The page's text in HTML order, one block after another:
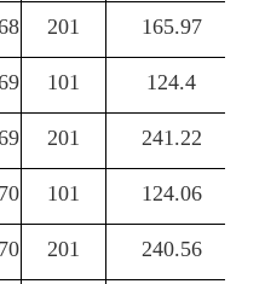
201 165.97
101 124.4
201 241.22
101 124.06
201 240.56